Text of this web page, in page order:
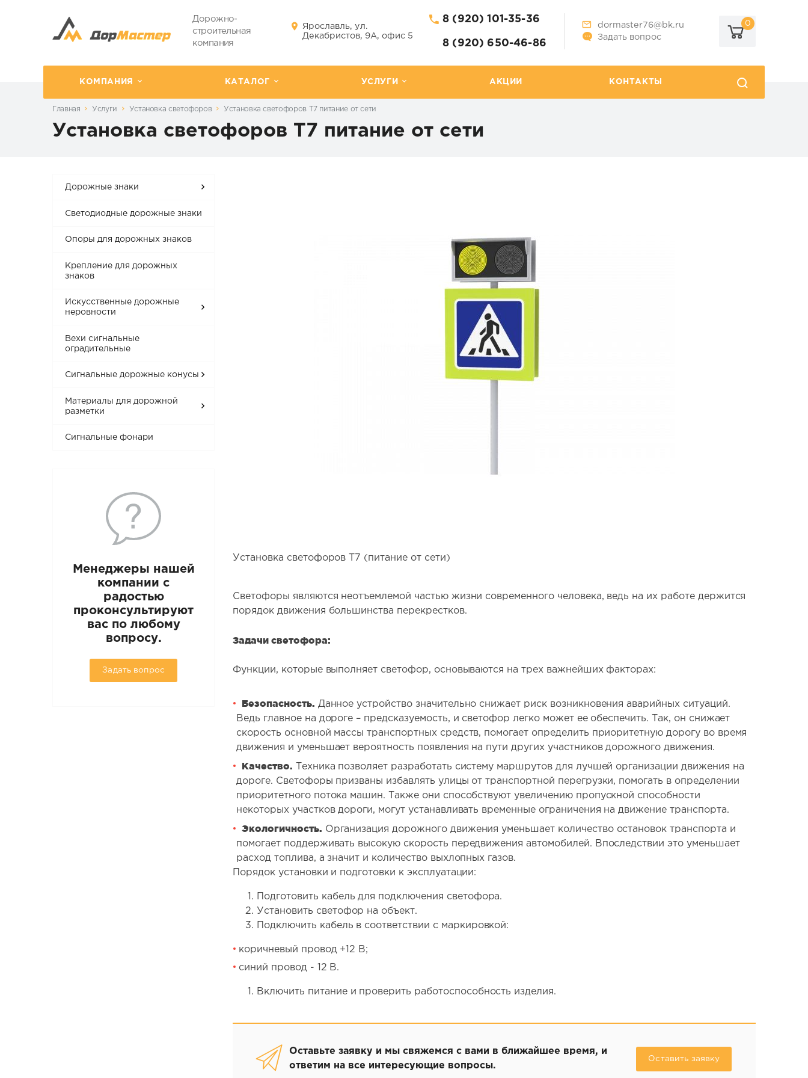
Дорожно-
строительная
компания
Ярославль, ул.
Декабристов, 9А, офис 5
8 (920) 101-35-36
8 (920) 650-46-86
dormaster76@bk.ru
Задать вопрос
0
КОМПАНИЯ КАТАЛОГ УСЛУГИ АКЦИИ КОНТАКТЫ
Главная Услуги Установка светофоров Установка светофоров T7 питание от сети
Установка светофоров T7 питание от сети
Дорожные знаки
Светодиодные дорожные знаки
Опоры для дорожных знаков
Крепление для дорожных
знаков
Искусственные дорожные
неровности
Вехи сигнальные
оградительные
Сигнальные дорожные конусы
Материалы для дорожной
разметки
Сигнальные фонари
Менеджеры нашей
компании с
радостью
проконсультируют
вас по любому
вопросу.
Задать вопрос
Установка светофоров Т7 (питание от сети)
Светофоры являются неотъемлемой частью жизни современного человека, ведь на их работе держится
порядок движения большинства перекрестков.
Задачи светофора:
Функции, которые выполняет светофор, основываются на трех важнейших факторах:
Безопасность. Данное устройство значительно снижает риск возникновения аварийных ситуаций.
Ведь главное на дороге – предсказуемость, и светофор легко может ее обеспечить. Так, он снижает
скорость основной массы транспортных средств, помогает определить приоритетную дорогу во время
движения и уменьшает вероятность появления на пути других участников дорожного движения.
Качество. Техника позволяет разработать систему маршрутов для лучшей организации движения на
дороге. Светофоры призваны избавлять улицы от транспортной перегрузки, помогать в определении
приоритетного потока машин. Также они способствуют увеличению пропускной способности
некоторых участков дороги, могут устанавливать временные ограничения на движение транспорта.
Экологичность. Организация дорожного движения уменьшает количество остановок транспорта и
помогает поддерживать высокую скорость передвижения автомобилей. Впоследствии это уменьшает
расход топлива, а значит и количество выхлопных газов.
Порядок установки и подготовки к эксплуатации:
Подготовить кабель для подключения светофора.
Установить светофор на объект.
Подключить кабель в соответствии с маркировкой:
коричневый провод +12 В;
синий провод - 12 В.
Включить питание и проверить работоспособность изделия.
Оставьте заявку и мы свяжемся с вами в ближайшее время, и
ответим на все интересующие вопросы.
Оставить заявку